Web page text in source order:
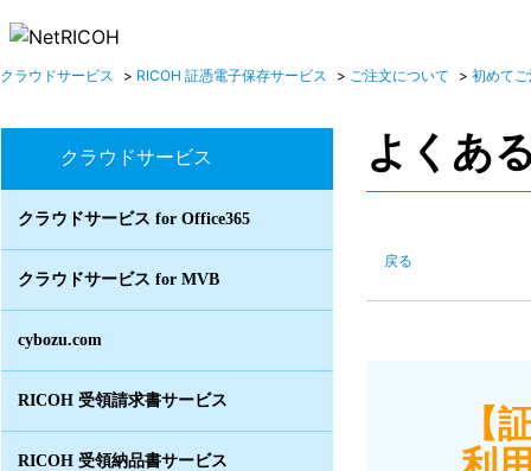
クラウドサービス > RICOH 証憑電子保存サービス > ご注文について > 初めて
クラウドサービス
クラウドサービス for Office365
クラウドサービス for MVB
cybozu.com
RICOH 受領請求書サービス
RICOH 受領納品書サービス
よくあ
戻る
【